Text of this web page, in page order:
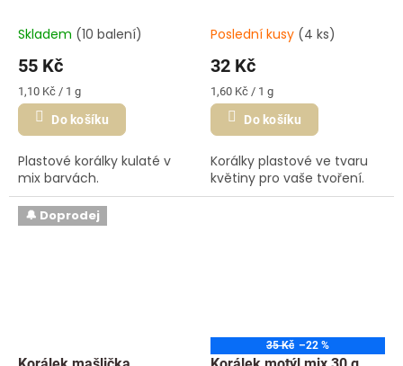
Skladem (10 balení)
55 Kč
Měrná
cena:
1,10 Kč / 1 g
Do košíku
Plastové korálky kulaté v
mix barvách.
Poslední kusy (4 ks)
32 Kč
Měrná
cena:
1,60 Kč / 1 g
Do košíku
Korálky plastové ve tvaru
květiny pro vaše tvoření.
🔔 Doprodej
35 Kč –22 %